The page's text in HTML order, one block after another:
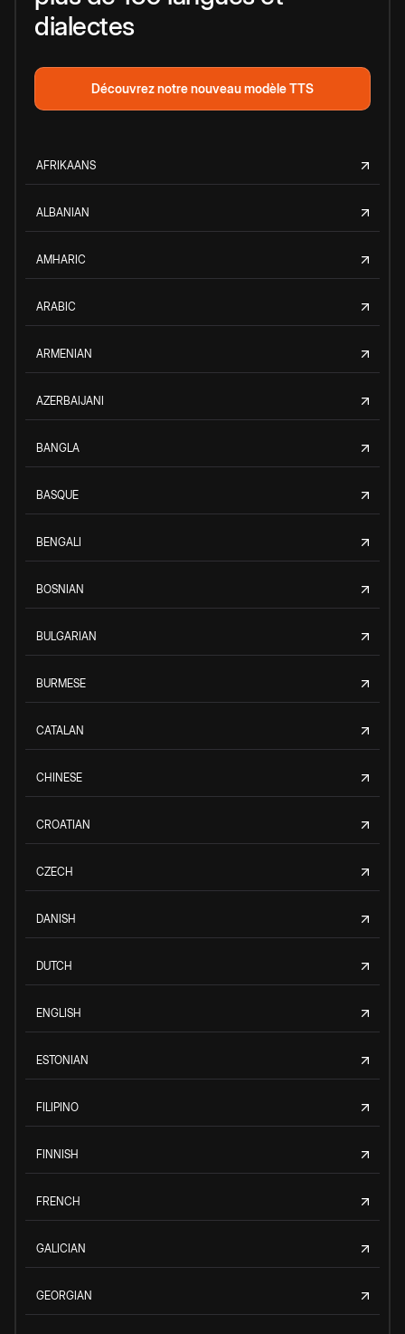
dialectes
Découvrez notre nouveau modèle TTS
AFRIKAANS
ALBANIAN
AMHARIC
ARABIC
ARMENIAN
AZERBAIJANI
BANGLA
BASQUE
BENGALI
BOSNIAN
BULGARIAN
BURMESE
CATALAN
CHINESE
CROATIAN
CZECH
DANISH
DUTCH
ENGLISH
ESTONIAN
FILIPINO
FINNISH
FRENCH
GALICIAN
GEORGIAN